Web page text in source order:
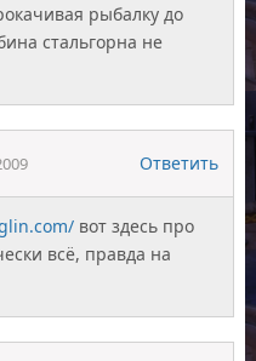
рыбалку до
стальгорна не
Ответить
вот здесь про
всё, правда на